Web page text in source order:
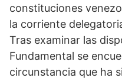
constituciones
la corriente
Tras examinar las
Fundamental se
circunstancia que ha